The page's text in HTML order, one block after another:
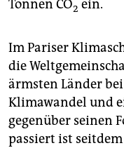
Tonnen CO2 ein.
Im Pariser
die
ärmsten Länder
Klimawandel und
gegenüber seinen
passiert ist